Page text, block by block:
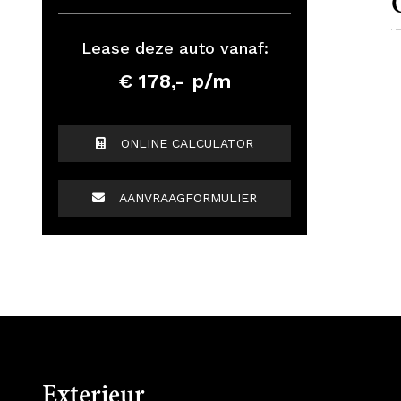
Lease deze auto vanaf:
€ 178,- p/m
ONLINE CALCULATOR
AANVRAAGFORMULIER